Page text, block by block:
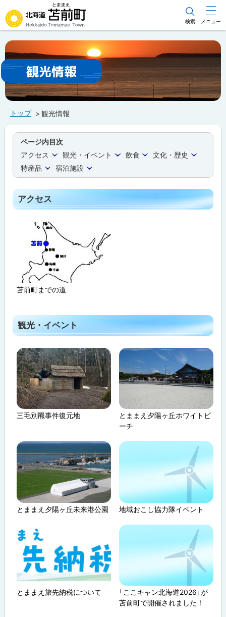
文
メ
ニ
ュ
ー
北海道苫前町
Hokkaido Tomamae Town
検索 メニュー
観光情報
トップ 観光情報
ページ内目次
アクセス
観光・イベント 飲食
文化・歴史
特産品
宿泊施設
アクセス
苫前町までの道
観光・イベント
三毛別羆事件復元地
とままえ夕陽ヶ丘ホワイトビ
ーチ
とままえ夕陽ヶ丘未来港公園 地域おこし協力隊イベント
とままえ旅先納税について
「ここキャン北海道2026」が
苫前町で開催されました！